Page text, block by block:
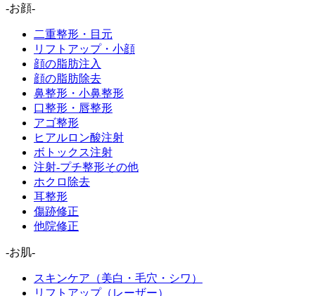
-お顔-
二重整形・目元
リフトアップ・小顔
顔の脂肪注入
顔の脂肪除去
鼻整形・小鼻整形
口整形・唇整形
アゴ整形
ヒアルロン酸注射
ボトックス注射
注射-プチ整形その他
ホクロ除去
耳整形
傷跡修正
他院修正
-お肌-
スキンケア（美白・毛穴・シワ）
リフトアップ（レーザー）